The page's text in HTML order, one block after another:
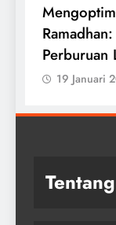
Perburuan
19 Januari